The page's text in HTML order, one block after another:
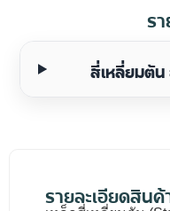
ร
สี่เหลี่ยมตัน
รายละเอียดสินค้